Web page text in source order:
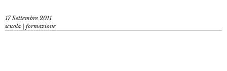
17 Settembre 2011
scuola | formazione